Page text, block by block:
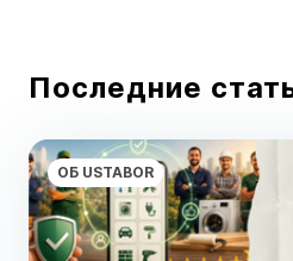
Последние
ОБ USTABOR